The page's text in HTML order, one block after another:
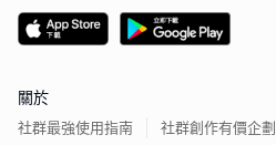
關於
社群最強使用指南 社群創作有價企劃